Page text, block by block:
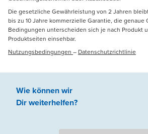
Die gesetzliche Gewährleistung von 2 Jahren
bis zu 10 Jahre kommerzielle Garantie, die genaue
Bedingungen unterscheiden sich je nach Produkt
Produktseiten einsehbar.
Nutzungsbedingungen – Datenschutzrichtlinie
Wie können wir
Dir weiterhelfen?